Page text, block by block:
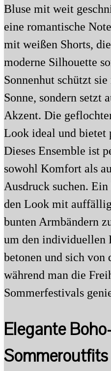
Bluse mit weit
eine romantische
mit weißen Shorts,
moderne Silhouette
Sonnenhut schützt
Sonne, sondern setzt
Akzent. Die
Look ideal und bietet
Dieses Ensemble ist
sowohl Komfort als
Ausdruck suchen.
den Look mit
bunten Armbändern
um den individuellen
betonen und sich von
während man die
Sommerfestivals
Elegante